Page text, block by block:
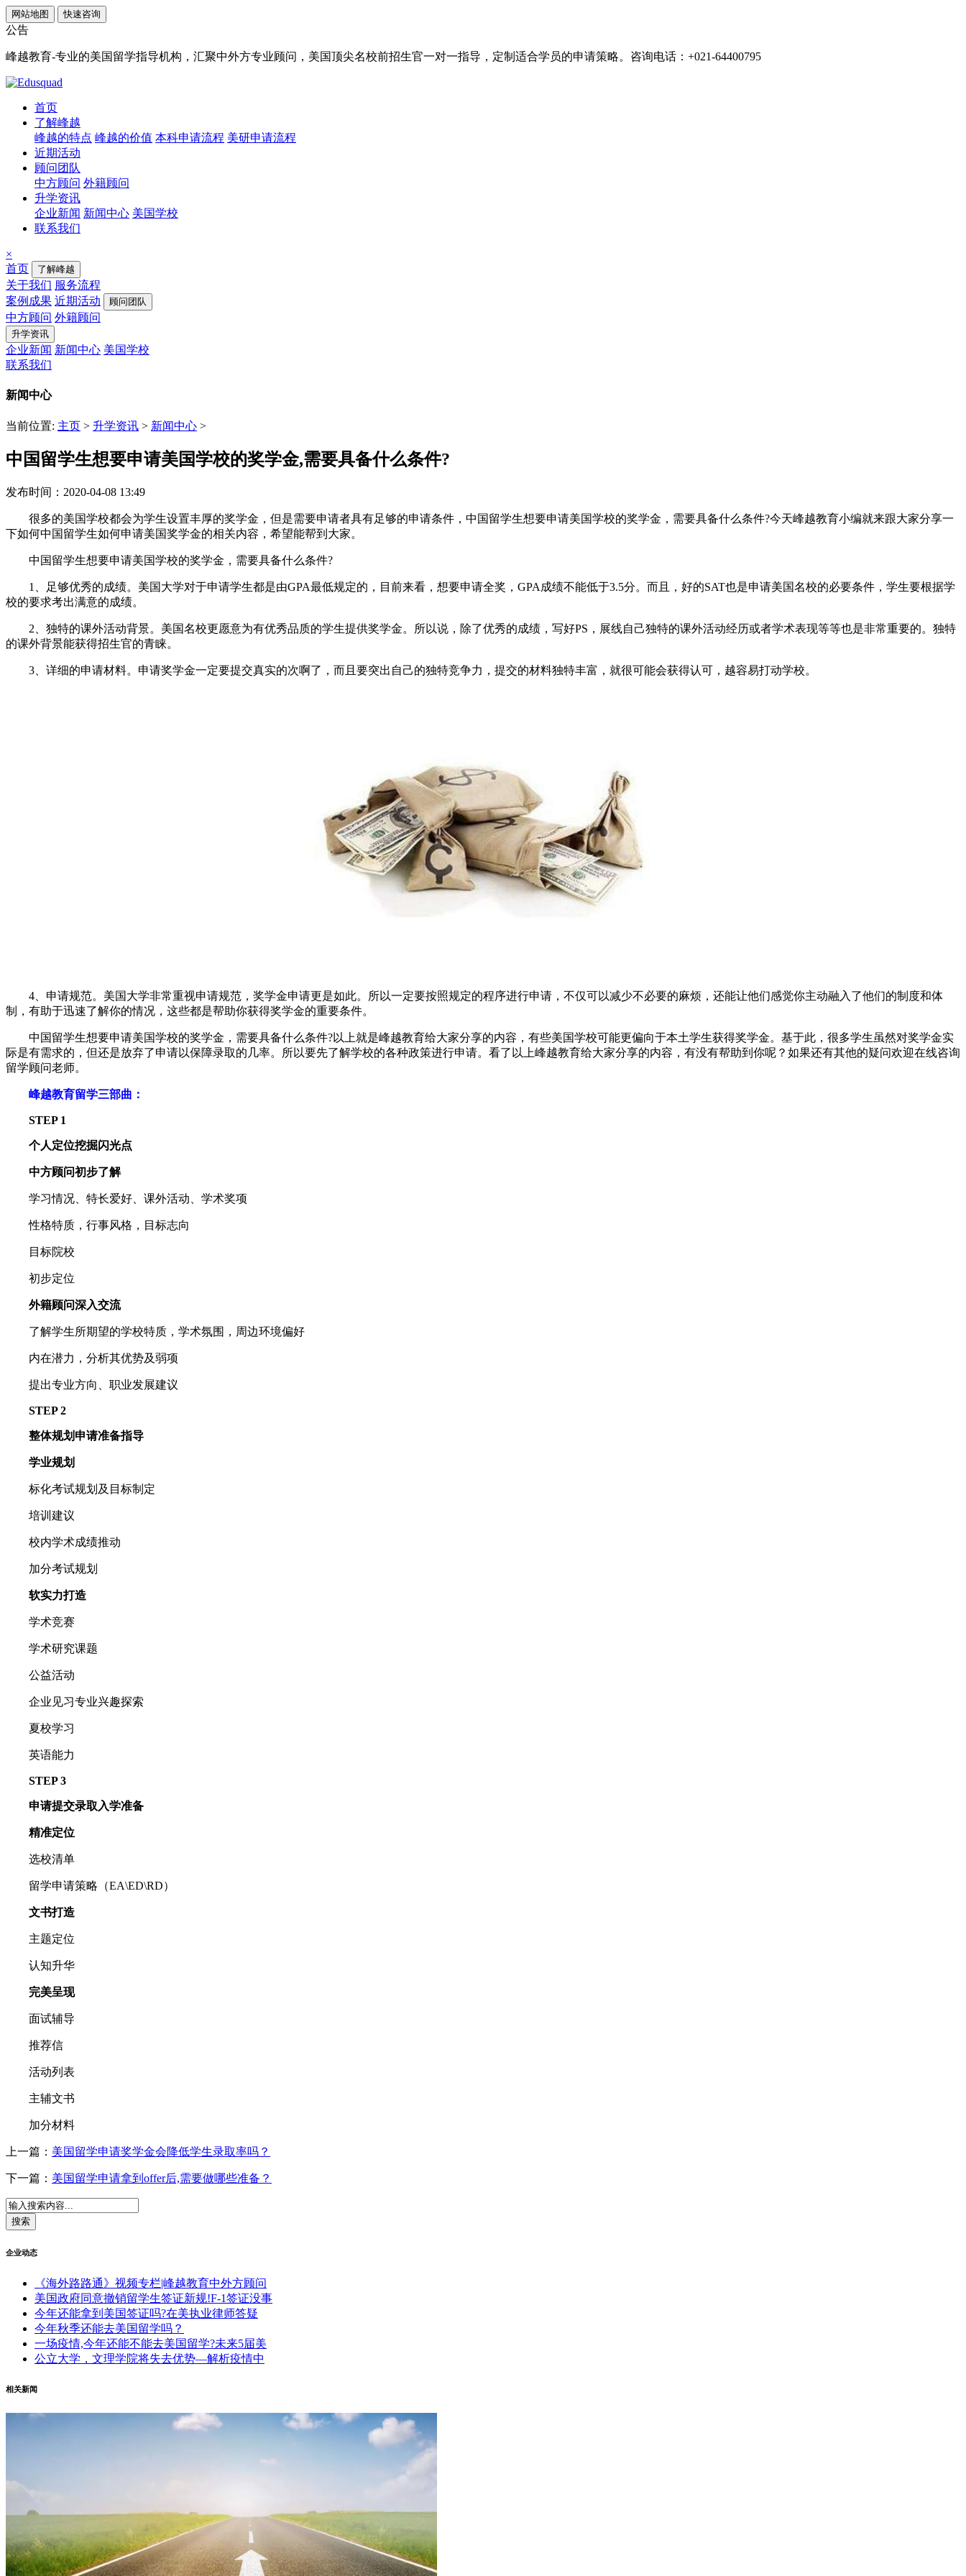
网站地图 快速咨询
公告
峰越教育-专业的美国留学指导机构，汇聚中外方专业顾问，美国顶尖名校前招生官一对一指导，定制适合学员的申请策略。咨询电话：+021-64400795
首页
了解峰越
峰越的特点 峰越的价值 本科申请流程 美研申请流程
近期活动
顾问团队
中方顾问 外籍顾问
升学资讯
企业新闻 新闻中心 美国学校
联系我们
×
首页
了解峰越
关于我们 服务流程
案例成果 近期活动 顾问团队
中方顾问 外籍顾问
升学资讯
企业新闻 新闻中心 美国学校
联系我们
新闻中心
当前位置: 主页 > 升学资讯 > 新闻中心 >
中国留学生想要申请美国学校的奖学金,需要具备什么条件?
发布时间：2020-04-08 13:49
很多的美国学校都会为学生设置丰厚的奖学金，但是需要申请者具有足够的申请条件，中国留学生想要申请美国学校的奖学金，需要具备什么条件?今天峰越教育小编就来跟大家分享一
下如何中国留学生如何申请美国奖学金的相关内容，希望能帮到大家。
中国留学生想要申请美国学校的奖学金，需要具备什么条件?
1、足够优秀的成绩。美国大学对于申请学生都是由GPA最低规定的，目前来看，想要申请全奖，GPA成绩不能低于3.5分。而且，好的SAT也是申请美国名校的必要条件，学生要根据学
校的要求考出满意的成绩。
2、独特的课外活动背景。美国名校更愿意为有优秀品质的学生提供奖学金。所以说，除了优秀的成绩，写好PS，展线自己独特的课外活动经历或者学术表现等等也是非常重要的。独特
的课外背景能获得招生官的青睐。
3、详细的申请材料。申请奖学金一定要提交真实的次啊了，而且要突出自己的独特竞争力，提交的材料独特丰富，就很可能会获得认可，越容易打动学校。
4、申请规范。美国大学非常重视申请规范，奖学金申请更是如此。所以一定要按照规定的程序进行申请，不仅可以减少不必要的麻烦，还能让他们感觉你主动融入了他们的制度和体
制，有助于迅速了解你的情况，这些都是帮助你获得奖学金的重要条件。
中国留学生想要申请美国学校的奖学金，需要具备什么条件?以上就是峰越教育给大家分享的内容，有些美国学校可能更偏向于本土学生获得奖学金。基于此，很多学生虽然对奖学金实
际是有需求的，但还是放弃了申请以保障录取的几率。所以要先了解学校的各种政策进行申请。看了以上峰越教育给大家分享的内容，有没有帮助到你呢？如果还有其他的疑问欢迎在线咨询
留学顾问老师。
峰越教育留学三部曲：
STEP 1
个人定位挖掘闪光点
中方顾问初步了解
学习情况、特长爱好、课外活动、学术奖项
性格特质，行事风格，目标志向
目标院校
初步定位
外籍顾问深入交流
了解学生所期望的学校特质，学术氛围，周边环境偏好
内在潜力，分析其优势及弱项
提出专业方向、职业发展建议
STEP 2
整体规划申请准备指导
学业规划
标化考试规划及目标制定
培训建议
校内学术成绩推动
加分考试规划
软实力打造
学术竞赛
学术研究课题
公益活动
企业见习专业兴趣探索
夏校学习
英语能力
STEP 3
申请提交录取入学准备
精准定位
选校清单
留学申请策略（EA\ED\RD）
文书打造
主题定位
认知升华
完美呈现
面试辅导
推荐信
活动列表
主辅文书
加分材料
上一篇： 美国留学申请奖学金会降低学生录取率吗？
下一篇： 美国留学申请拿到offer后,需要做哪些准备？
企业动态
《海外路路通》视频专栏|峰越教育中外方顾问
美国政府同意撤销留学生签证新规!F-1签证没事
今年还能拿到美国签证吗?在美执业律师答疑
今年秋季还能去美国留学吗？
一场疫情,今年还能不能去美国留学?未来5届美
公立大学，文理学院将失去优势—解析疫情中
相关新闻